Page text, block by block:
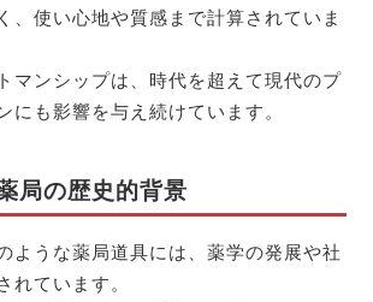
、使い心地や質感まで計算されていま
マンシップは、時代を超えて現代のプ
にも影響を与え続けています。
局の歴史的背景
ような薬局道具には、薬学の発展や社
れています。